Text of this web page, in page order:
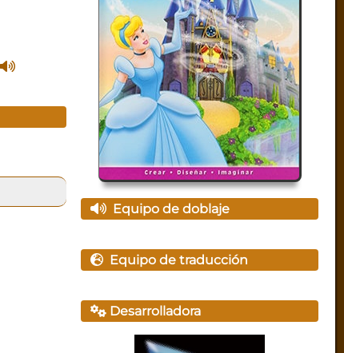
Equipo de doblaje
Equipo de traducción
Desarrolladora